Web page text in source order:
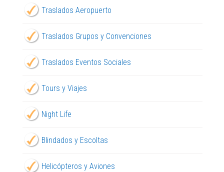
Traslados Aeropuerto
Traslados Grupos y Convenciones
Traslados Eventos Sociales
Tours y Viajes
Night Life
Blindados y Escoltas
Helicópteros y Aviones